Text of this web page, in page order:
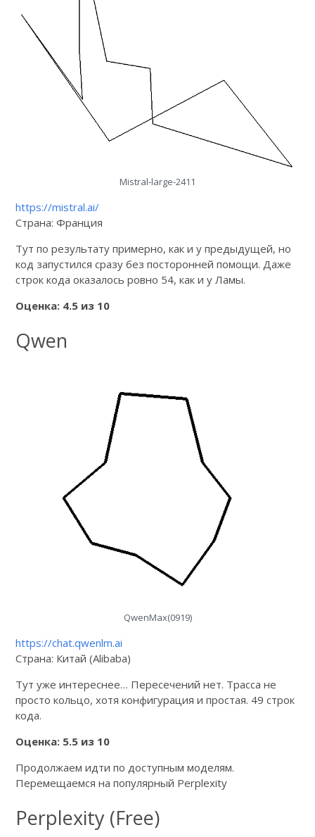
Mistral-large-2411
https://mistral.ai/
Страна: Франция
Тут по результату примерно, как и у предыдущей, но
код запустился сразу без посторонней помощи. Даже
строк кода оказалось ровно 54, как и у Ламы.
Оценка: 4.5 из 10
Qwen
QwenMax(0919)
https://chat.qwenlm.ai
Страна: Китай (Alibaba)
Тут уже интереснее… Пересечений нет. Трасса не
просто кольцо, хотя конфигурация и простая. 49 строк
кода.
Оценка: 5.5 из 10
Продолжаем идти по доступным моделям.
Перемещаемся на популярный Perplexity
Perplexity (Free)